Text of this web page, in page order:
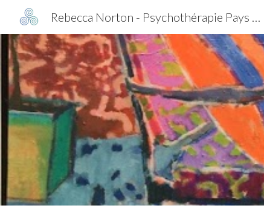
Rebecca Norton - Psychothérapie Pays de Gex